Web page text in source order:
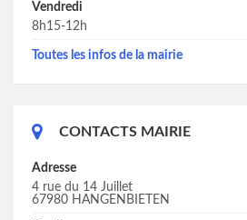
Vendredi
8h15-12h
Toutes les infos de la mairie
CONTACTS MAIRIE
Adresse
4 rue du 14 Juillet
67980 HANGENBIETEN